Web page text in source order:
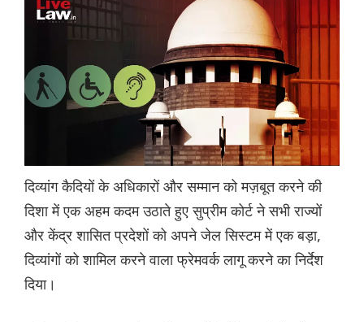
दिव्यांग कैदियों के अधिकारों और सम्मान को मज़बूत करने की
दिशा में एक अहम कदम उठाते हुए सुप्रीम कोर्ट ने सभी राज्यों
और केंद्र शासित प्रदेशों को अपने जेल सिस्टम में एक बड़ा,
दिव्यांगों को शामिल करने वाला फ्रेमवर्क लागू करने का निर्देश
दिया।